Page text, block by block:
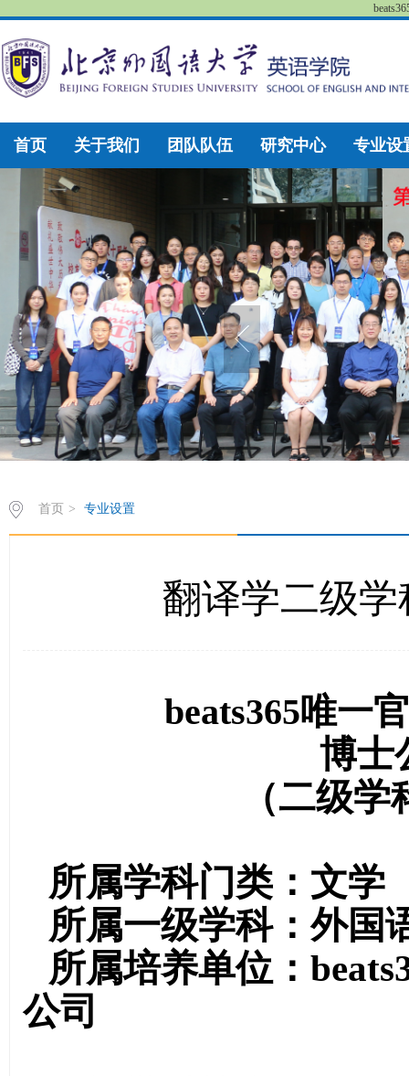
首页 关于我们 团队队伍 研究中心 专业设
首页 > 专业设置
翻译学二级
beats365唯一
博士
（二级
所属学科门类：文学
所属一级学科：外国
所属培养单位：
公司